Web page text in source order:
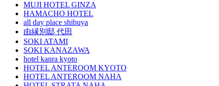
MUJI HOTEL GINZA
HAMACHO HOTEL
all day place shibuya
由縁別邸 代田
SOKI ATAMI
SOKI KANAZAWA
hotel kanra kyoto
HOTEL ANTEROOM KYOTO
HOTEL ANTEROOM NAHA